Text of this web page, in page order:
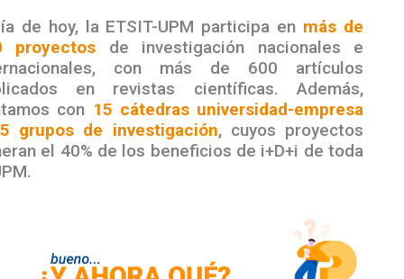
de hoy, la ETSIT-UPM participa en más de
proyectos de investigación nacionales e
con más de 600 artículos
en revistas científicas. Además,
con 15 cátedras universidad-empresa
grupos de investigación, cuyos proyectos
el 40% de los beneficios de i+D+i de toda